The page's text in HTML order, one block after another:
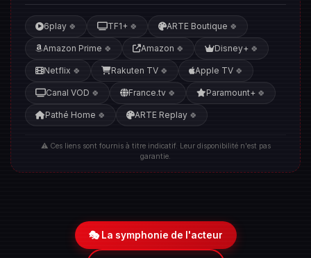
6play 🍀 TF1+ 🍀 ARTE Boutique 🍀
Amazon Prime 🍀 Amazon 🍀 Disney+ 🍀
Netflix 🍀 Rakuten TV 🍀 Apple TV 🍀
Canal VOD 🍀 France.tv 🍀 Paramount+ 🍀
Pathé Home 🍀 ARTE Replay 🍀
⚠️ Ces liens sont fournis à titre indicatif. Leur disponibilité n'est pas
garantie.
🎭 La symphonie de l'acteur